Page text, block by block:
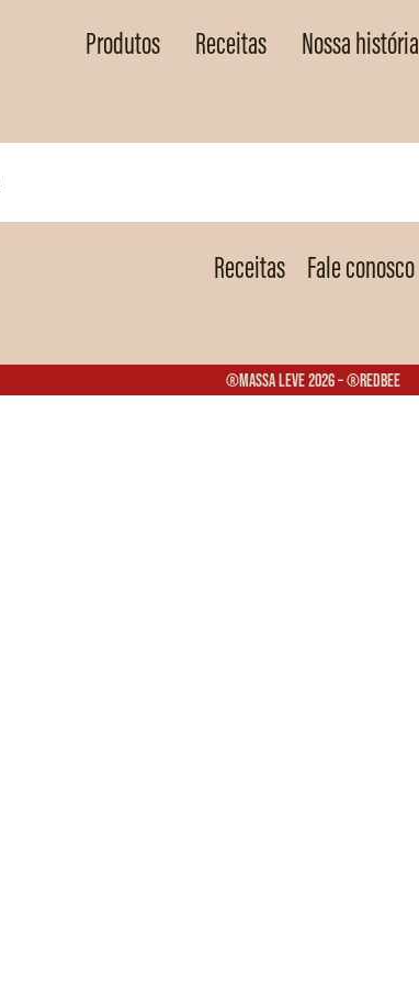
Produtos Receitas Nossa história
Receitas Fale conosco
®Massa Leve 2026 – ®Redbee